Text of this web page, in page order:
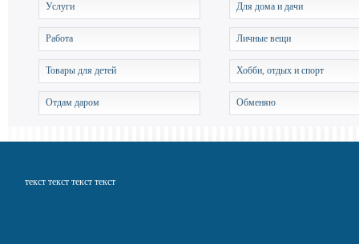
Услуги Для дома и дачи
Работа Личные вещи
Товары для детей Хобби, отдых и спорт
Отдам даром Обменяю
текст текст текст текст